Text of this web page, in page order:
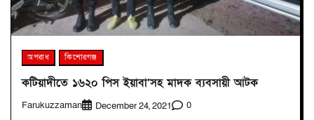
অপরাধ কিশোরগঞ্জ
কটিয়াদীতে ১৬২০ পিস ইয়াবা’সহ মাদক ব্যবসায়ী আটক
Farukuzzaman December 24, 2021 0